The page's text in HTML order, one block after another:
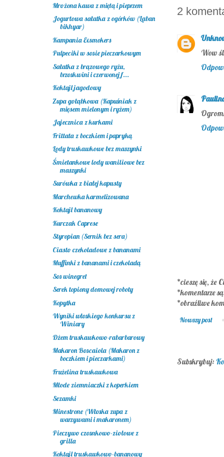
2
Wow
*cieszę się, że
*komentarze
*obraźliwe
Nowszy post
Subskrybuj:
Mrożona kawa z miętą i pieprzem
Jogurtowa sałatka z ogórków (Laban
bikhyar)
Kampania Exsmokers
Pulpeciki w sosie pieczarkowym
Sałatka z brązowego ryżu,
brzoskwini i czerwonej f...
Koktajl jagodowy
Zupa gołąbkowa (Kapuśniak z
mięsem mielonym i ryżem)
Jajecznica z kurkami
Frittata z boczkiem i papryką
Lody truskawkowe bez maszynki
Śmietankowe lody waniliowe bez
maszynki
Surówka z białej kapusty
Marchewka karmelizowana
Koktajl bananowy
Kurczak Caprese
Styropian (Sernik bez sera)
Ciasto czekoladowe z bananami
Muffinki z bananami i czekoladą
Sos winegret
Serek topiony domowej roboty
Kopytka
Wyniki włoskiego konkursu z
Winiary
Dżem truskawkowo-rabarbarowy
Makaron Boscaiola (Makaron z
boczkiem i pieczarkami)
Frużelina truskawkowa
Młode ziemniaczki z koperkiem
Sezamki
Minestrone (Włoska zupa z
warzywami i makaronem)
Pieczywo czosnkowo-ziołowe z
grilla
Koktajl truskawkowo-bananowy